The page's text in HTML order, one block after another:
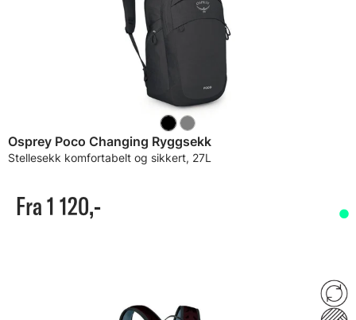
Osprey Poco Changing Ryggsekk
Stellesekk komfortabelt og sikkert, 27L
Fra 1 120,-